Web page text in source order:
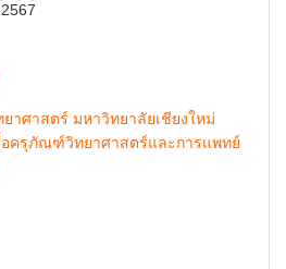
าศาสตร์ มหาวิทยาลัยเชียงใหม่
ครุภัณฑ์วิทยาศาสตร์และการแพทย์